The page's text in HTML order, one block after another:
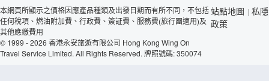
本網頁所顯示之價格因應產品種類及出發日期而有所不同，不包括
任何稅項、燃油附加費、行政費、簽証費、服務費(旅行團適用)及
其他應繳費用
© 1999 - 2026 香港永安旅遊有限公司 Hong Kong Wing On
Travel Service Limited. All Rights Reserved. 牌照號碼: 350074
站點地圖 | 私隱
政策